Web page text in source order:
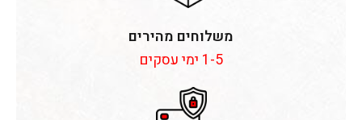
משלוחים מהירים
1-5 ימי עסקים